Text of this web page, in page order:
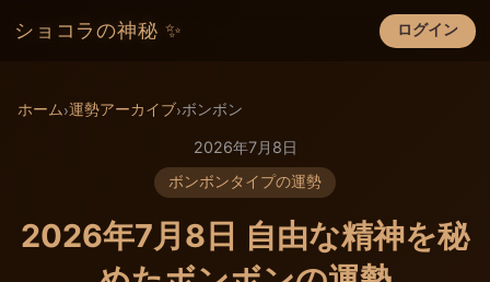
ショコラの神秘 ✨ ログイン
×
ホーム›運勢アーカイブ›ボンボン
2026年7月8日
ボンボンタイプの運勢
2026年7月8日 自由な精神を秘